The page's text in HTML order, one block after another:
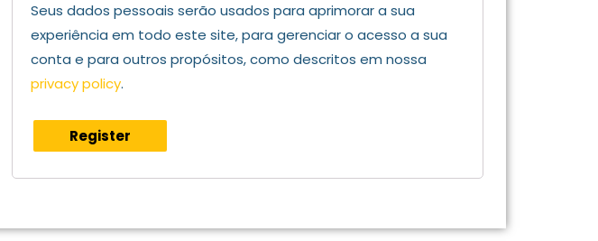
Seus dados pessoais serão usados para aprimorar a sua
experiência em todo este site, para gerenciar o acesso a sua
conta e para outros propósitos, como descritos em nossa
privacy policy.
Register